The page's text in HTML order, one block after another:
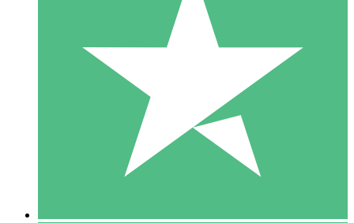
Individuele Creditpakketten
Betaal per gebruik met downloadtegoeden. Geen maandelijkse
1000